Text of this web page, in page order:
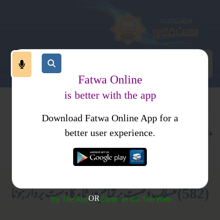
مالی معاملات
کتب فتاوی
احکام ومسائل جلد 1
(582) منسلک وصیت پر تمام ورثاء کا دست بردار ہونا
Fatwa Online
is better with the app
Download Fatwa Online App for a
better user experience.
Try The AppORContinue On The Web